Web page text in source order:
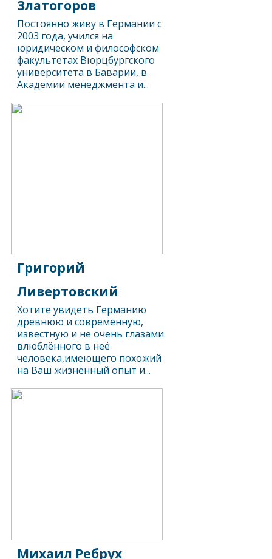
Златогоров
Постоянно живу в Германии с
2003 года, учился на
юридическом и философском
факультетах Вюрцбургского
университета в Баварии, в
Академии менеджмента и...
Григорий
Ливертовский
Хотите увидеть Германию
древнюю и современную,
известную и не очень глазами
влюблённого в неё
человека,имеющего похожий
на Ваш жизненный опыт и...
Михаил Ребрух